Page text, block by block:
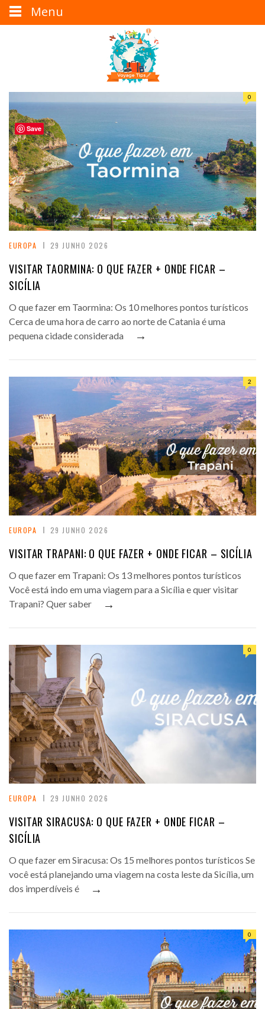
0
EUROPA 29 JUNHO 2026
VISITAR TAORMINA: O QUE FAZER + ONDE FICAR –
SICÍLIA
O que fazer em Taormina: Os 10 melhores pontos turísticos
Cerca de uma hora de carro ao norte de Catania é uma
pequena cidade considerada
→
2
EUROPA 29 JUNHO 2026
VISITAR TRAPANI: O QUE FAZER + ONDE FICAR – SICÍLIA
O que fazer em Trapani: Os 13 melhores pontos turísticos
Você está indo em uma viagem para a Sicília e quer visitar
Trapani? Quer saber
→
0
EUROPA 29 JUNHO 2026
VISITAR SIRACUSA: O QUE FAZER + ONDE FICAR –
SICÍLIA
O que fazer em Siracusa: Os 15 melhores pontos turísticos Se
você está planejando uma viagem na costa leste da Sicília, um
dos imperdíveis é
→
0
Menu
Save